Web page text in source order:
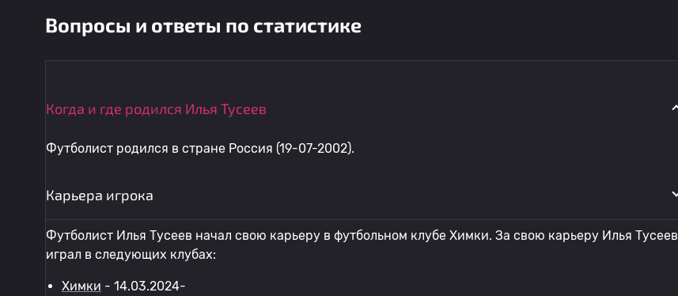
Вопросы и ответы по статистике
Когда и где родился Илья Тусеев
Футболист родился в стране Россия (19-07-2002).
Карьера игрока
Футболист Илья Тусеев начал свою карьеру в футбольном клубе Химки. За свою карьеру Илья Тусеев
играл в следующих клубах:
Химки - 14.03.2024-